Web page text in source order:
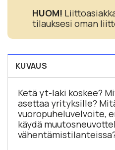
HUOM!
tilauksesi oman
KUVAUS
Ketä yt-laki koskee?
asettaa yrityksille?
vuoropuheluvelvoite,
käydä